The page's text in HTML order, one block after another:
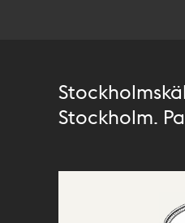
Stockholm.